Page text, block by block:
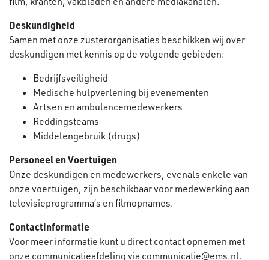
Deskundigheid
Samen met onze zusterorganisaties beschikken wij over
deskundigen met kennis op de volgende gebieden:
Bedrijfsveiligheid
Medische hulpverlening bij evenementen
Artsen en ambulancemedewerkers
Reddingsteams
Middelengebruik (drugs)
Personeel en Voertuigen
Onze deskundigen en medewerkers, evenals enkele van
onze voertuigen, zijn beschikbaar voor medewerking aan
televisieprogramma’s en filmopnames.
Contactinformatie
Voor meer informatie kunt u direct contact opnemen met
onze communicatieafdeling via communicatie@ems.nl.